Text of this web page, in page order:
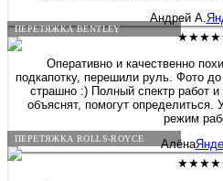
ПЕРЕТЯЖКА BENTLEY
ПЕРЕТЯЖКА ROLLS-ROYCE
Андрей А.
Оперативно и качественно
подкапотку, перешили руль. Фото
страшно :) Полный спектр работ и
объяснят, помогут определиться.
режим
Алёна